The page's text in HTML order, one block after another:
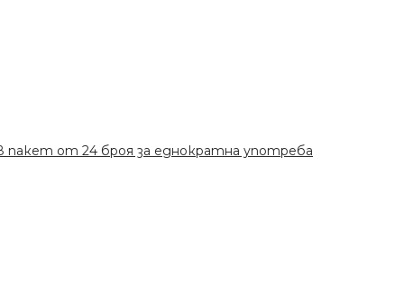
пакет от 24 броя за еднократна употреба